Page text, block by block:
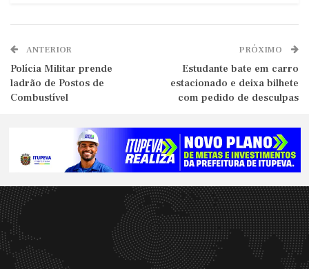
ANTERIOR
Polícia Militar prende
ladrão de Postos de
Combustível
PRÓXIMO
Estudante bate em carro
estacionado e deixa bilhete
com pedido de desculpas